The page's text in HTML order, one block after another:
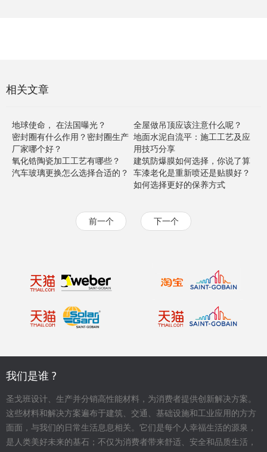
相关文章
地球使命， 在法国曝光？
密封圈有什么作用？密封圈生产
厂家哪个好？
氧化锆陶瓷加工工艺有哪些？
汽车玻璃更换怎么选择合适的？
全屋做吊顶应该注意什么呢？
地面水泥自流平：施工工艺及应
用技巧分享
建筑防爆膜如何选择，你说了算
车漆老化是重新喷还是贴膜好？
如何选择更好的保养方式
前一个 下一个
我们是谁 ?
圣戈班设计、生产并分销高性能材料，为消费者提供创新解决方案。
这些材料和解决方案遍布于建筑、交通、基础设施和工业应用的方方
面面，与我们的日常生活息息相关。它们是每个人幸福生活的源泉，
是人类美好未来的基石；不仅为消费者带来舒适、安全和品质生活，